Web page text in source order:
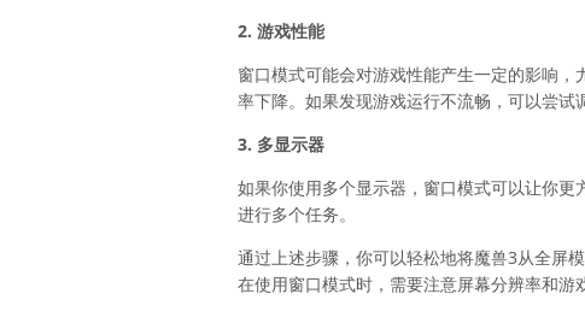
2. 游戏性能
窗口模式可能会对游戏性能产生一定的影响
率下降。如果发现游戏运行不流畅，可以尝试
3. 多显示器
如果你使用多个显示器，窗口模式可以让你
进行多个任务。
通过上述步骤，你可以轻松地将魔兽3从全屏
在使用窗口模式时，需要注意屏幕分辨率和游